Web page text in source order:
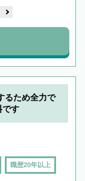
るため全力で
です
職歴20年以上